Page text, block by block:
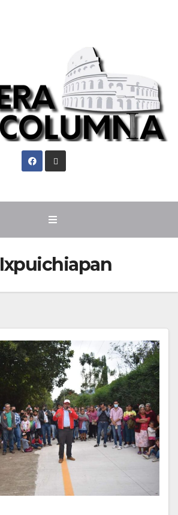
Ixpuichiapan